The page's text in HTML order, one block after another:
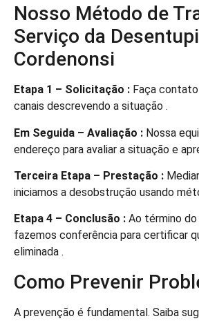
Nosso Método de
Serviço da
Cordenonsi
Etapa 1 – Solicitação : Faça
canais descrevendo a situação .
Em Seguida – Avaliação : Nossa
endereço para avaliar a situação e
Terceira Etapa – Prestação :
iniciamos a desobstrução usando
Etapa 4 – Conclusão : Ao término
fazemos conferência para certificar
eliminada .
Como Prevenir
A prevenção é fundamental. Saiba